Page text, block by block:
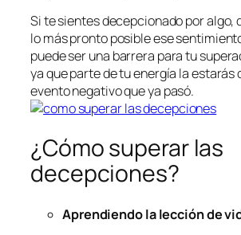
Si te sientes decepcionado por algo,
lo más pronto posible ese
puede ser una barrera para tu
ya que parte de tu energía la estarás
evento negativo que ya pasó.
¿Cómo superar las
decepciones?
Aprendiendo la lección de